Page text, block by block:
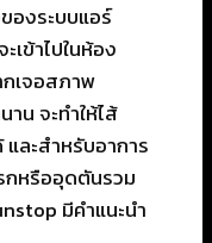
องระบบแอร์
ข้าไปในห้อง
กเจอสภาพ
น จะทำให้ไส้
ละสำหรับอาการ
หรืออุดตันรวม
มีคำแนะนำ